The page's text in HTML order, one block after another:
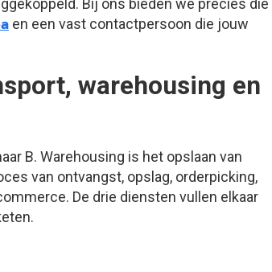
Bij ons bieden we precies die
en een vast contactpersoon die jouw
warehousing en
B. Warehousing is het opslaan van
van ontvangst, opslag, orderpicking,
De drie diensten vullen elkaar